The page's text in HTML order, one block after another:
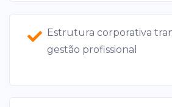
Estrutura corporativa
gestão profissional